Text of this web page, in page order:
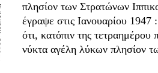
πλησίον των Στρατώνων
έγραψε στις Ιανουαρίου
ότι, κατόπιν της
νύκτα αγέλη λύκων πλησίον